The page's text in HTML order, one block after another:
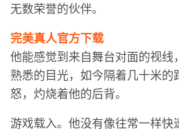
无数荣誉的伙伴。
完美真人官方下载
他能感觉到来自舞台对面的视线
熟悉的目光，如今隔着几十米的
怒，灼烧着他的后背。
游戏载入。他没有像往常一样快